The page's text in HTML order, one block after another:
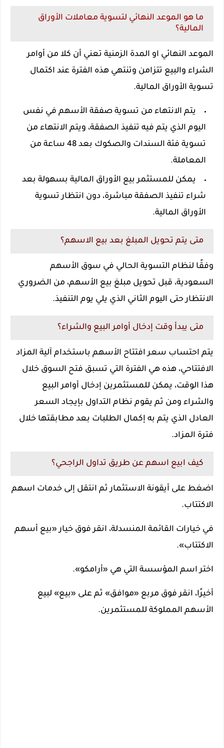
ما هو الموعد النهائي لتسوية معاملات الأوراق
المالية؟
الموعد النهائي او المدة الزمنية تعني أن كلا من أوامر
الشراء والبيع تتزامن وتنتهي هذه الفترة عند اكتمال
تسوية الأوراق المالية.
يتم الانتهاء من تسوية صفقة الأسهم في نفس
اليوم الذي يتم فيه تنفيذ الصفقة، ويتم الانتهاء من
تسوية فئة السندات والصكوك بعد 48 ساعة من
المعاملة.
يمكن للمستثمر بيع الأوراق المالية بسهولة بعد
شراء تنفيذ الصفقة مباشرة، دون انتظار تسوية
الأوراق المالية.
متى يتم تحويل المبلغ بعد بيع الاسهم؟
وفقًا لنظام التسوية الحالي في سوق الأسهم
السعودية، قبل تحويل مبلغ بيع الأسهم، من الضروري
الانتظار حتى اليوم الثاني الذي يلي يوم التنفيذ.
متى يبدأ وقت إدخال أوامر البيع والشراء؟
يتم احتساب سعر افتتاح الأسهم باستخدام آلية المزاد
الافتتاحي، هذه هي الفترة التي تسبق فتح السوق خلال
هذا الوقت، يمكن للمستثمرين إدخال أوامر البيع
والشراء ومن ثم يقوم نظام التداول بإيجاد السعر
العادل الذي يتم به إكمال الطلبات بعد مطابقتها خلال
فترة المزاد.
كيف ابيع اسهم عن طريق تداول الراجحي؟
اضغط على أيقونة الاستثمار ثم انتقل إلى خدمات اسهم
الاكتتاب.
في خيارات القائمة المنسدلة، انقر فوق خيار «بيع أسهم
الاكتتاب».
اختر اسم المؤسسة التي هي «أرامكو».
أخيرًا، انقر فوق مربع «موافق» ثم على «بيع» لبيع
الأسهم المملوكة للمستثمرين.